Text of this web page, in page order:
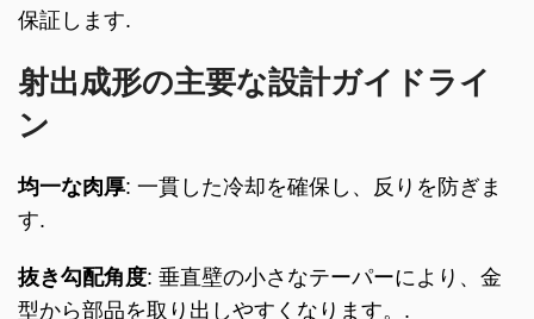
保証します.
射出成形の主要な設計ガイドライ
ン
均一な肉厚: 一貫した冷却を確保し、反りを防ぎま
す.
抜き勾配角度: 垂直壁の小さなテーパーにより、金
型から部品を取り出しやすくなります。.